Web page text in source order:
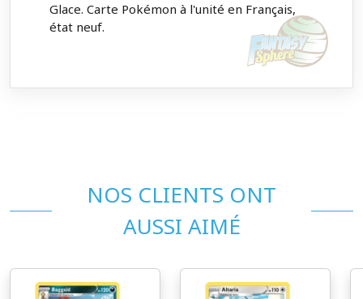
Glace. Carte Pokémon à l'unité en Français,
état neuf.
NOS CLIENTS ONT
AUSSI AIMÉ